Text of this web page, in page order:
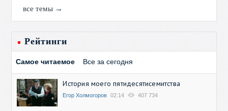
все темы →
Рейтинги
Самое читаемое Все за сегодня
История моего пятидесятисемитства
Егор Холмогоров 02:14 407 734